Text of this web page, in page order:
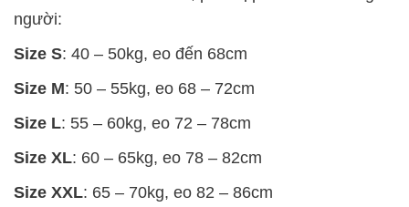
người:
Size S: 40 – 50kg, eo đến 68cm
Size M: 50 – 55kg, eo 68 – 72cm
Size L: 55 – 60kg, eo 72 – 78cm
Size XL: 60 – 65kg, eo 78 – 82cm
Size XXL: 65 – 70kg, eo 82 – 86cm